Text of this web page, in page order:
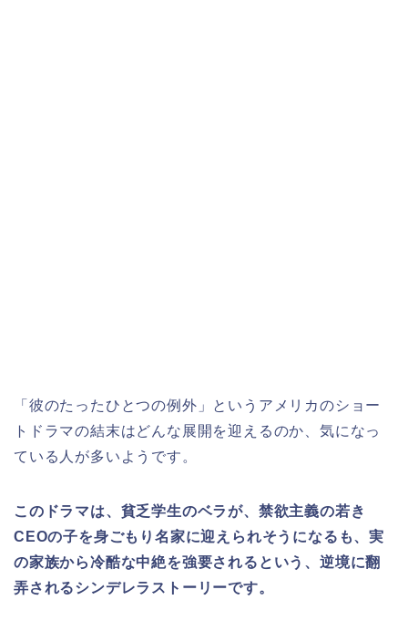
「彼のたったひとつの例外」というアメリカのショー
トドラマの結末はどんな展開を迎えるのか、気になっ
ている人が多いようです。
このドラマは、貧乏学生のベラが、禁欲主義の若き
CEOの子を身ごもり名家に迎えられそうになるも、実
の家族から冷酷な中絶を強要されるという、逆境に翻
弄されるシンデレラストーリーです。